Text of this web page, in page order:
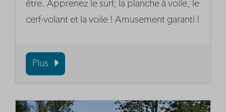
être. Apprenez le surf, la planche à voile, le
cerf-volant et la voile ! Amusement garanti !
Plus